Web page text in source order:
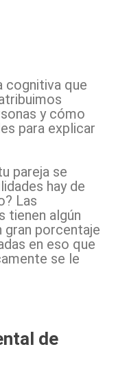
cognitiva que
y cómo
para explicar
pareja se
hay de
Las
tienen algún
gran porcentaje
en eso que
se le
de